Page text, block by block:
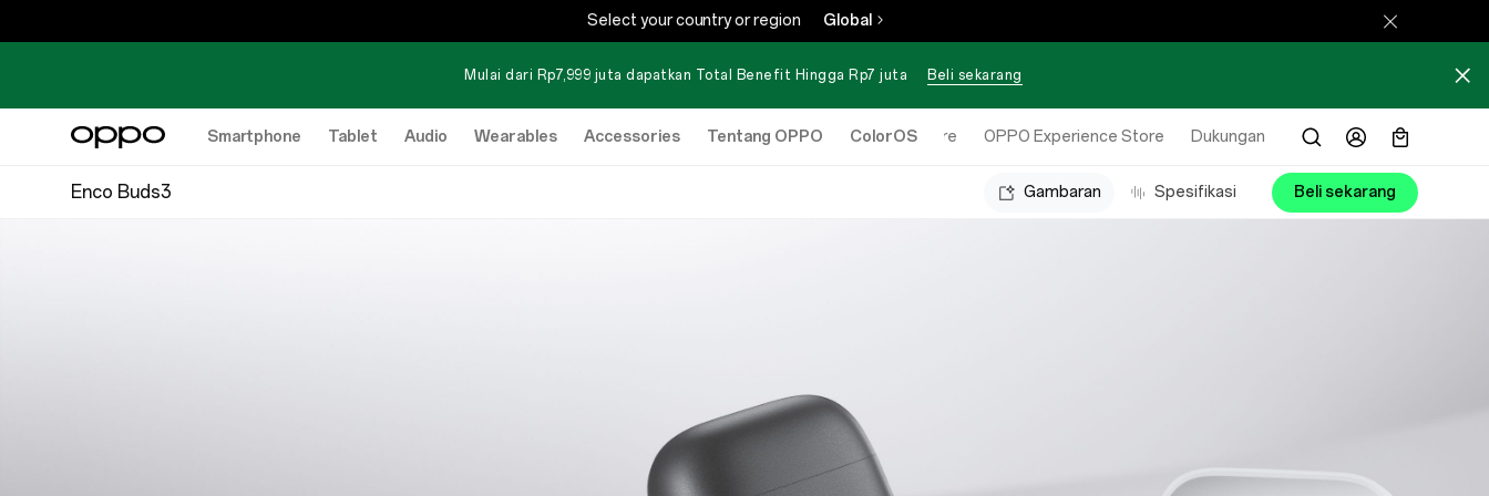
Select your country or region Global
Mulai dari Rp7,999 juta dapatkan Total Benefit Hingga Rp7 juta Beli sekarang
Smartphone Tablet Audio Wearables Accessories Tentang OPPO ColorOS
Online Store OPPO Experience Store Dukungan
Enco Buds3 Gambaran Spesifikasi Beli sekarang